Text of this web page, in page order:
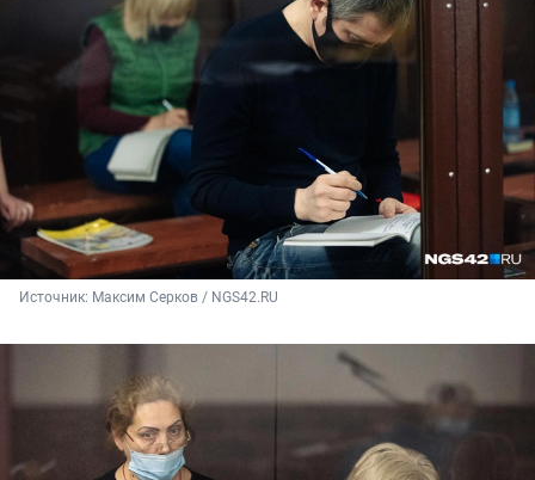
Источник: Максим Серков / NGS42.RU